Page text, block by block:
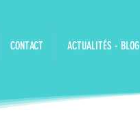
CONTACT ACTUALITÉS - BLOG